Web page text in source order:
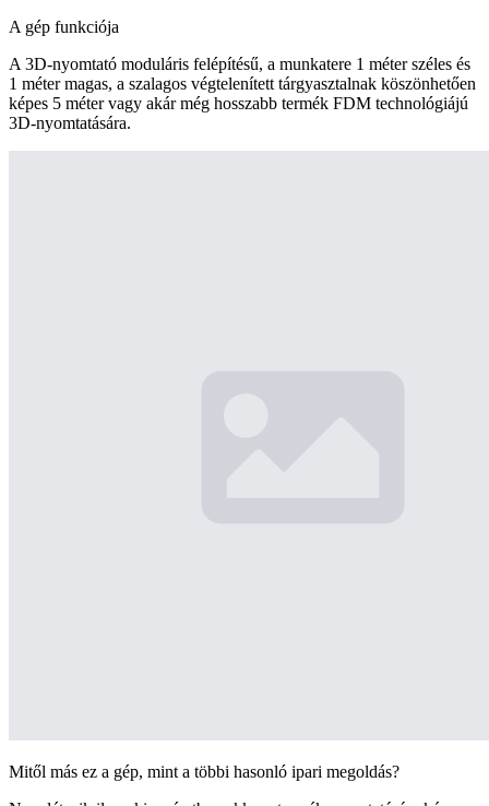
A gép funkciója
A 3D-nyomtató moduláris felépítésű, a munkatere 1 méter széles és
1 méter magas, a szalagos végtelenített tárgyasztalnak köszönhetően
képes 5 méter vagy akár még hosszabb termék FDM technológiájú
3D-nyomtatására.
Mitől más ez a gép, mint a többi hasonló ipari megoldás?